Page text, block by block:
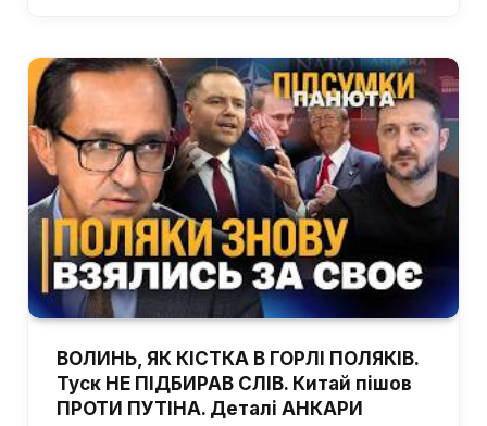
ВОЛИНЬ, ЯК КІСТКА В ГОРЛІ ПОЛЯКІВ.
Туск НЕ ПІДБИРАВ СЛІВ. Китай пішов
ПРОТИ ПУТІНА. Деталі АНКАРИ